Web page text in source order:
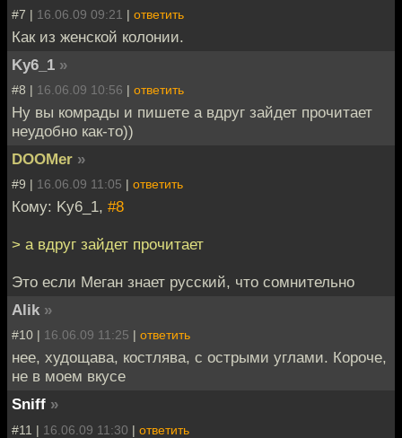
#7 | 16.06.09 09:21 | ответить
Как из женской колонии.
Ky6_1 »
#8 | 16.06.09 10:56 | ответить
Ну вы комрады и пишете а вдруг зайдет прочитает
неудобно как-то))
DOOMer »
#9 | 16.06.09 11:05 | ответить
Кому: Ky6_1, #8
> а вдруг зайдет прочитает
Это если Меган знает русский, что сомнительно
Alik »
#10 | 16.06.09 11:25 | ответить
нее, худощава, костлява, с острыми углами. Короче,
не в моем вкусе
Sniff »
#11 | 16.06.09 11:30 | ответить